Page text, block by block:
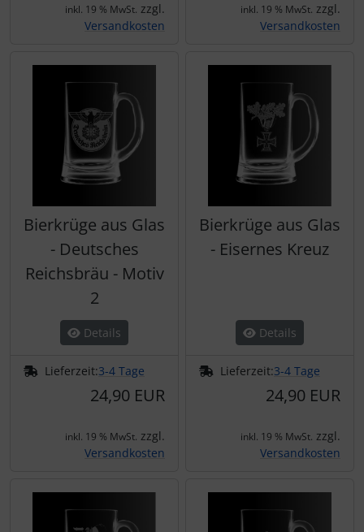
inkl. 19 % MwSt. zzgl.
Versandkosten
inkl. 19 % MwSt. zzgl.
Versandkosten
Bierkrüge aus Glas
- Deutsches
Reichsbräu - Motiv
2
Details
Lieferzeit:3-4 Tage
24,90 EUR
inkl. 19 % MwSt. zzgl.
Versandkosten
Bierkrüge aus Glas
- Eisernes Kreuz
Details
Lieferzeit:3-4 Tage
24,90 EUR
inkl. 19 % MwSt. zzgl.
Versandkosten